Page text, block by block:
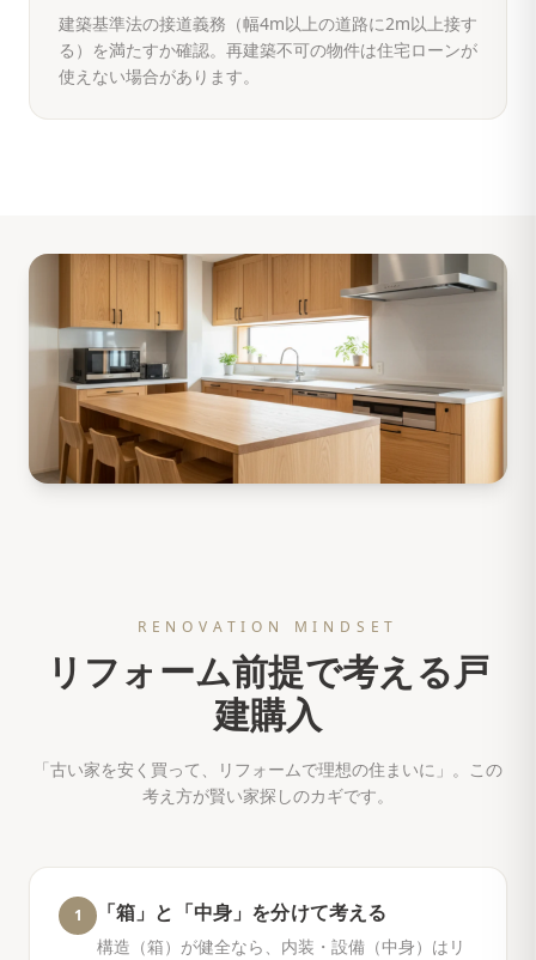
建築基準法の接道義務（幅4m以上の道路に2m以上接す
る）を満たすか確認。再建築不可の物件は住宅ローンが
使えない場合があります。
RENOVATION MINDSET
リフォーム前提で考える戸
建購入
「古い家を安く買って、リフォームで理想の住まいに」。この
考え方が賢い家探しのカギです。
1 「箱」と「中身」を分けて考える
構造（箱）が健全なら、内装・設備（中身）はリ